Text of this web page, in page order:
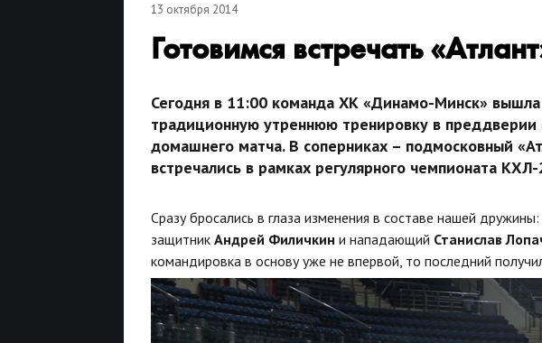
13 октября 2014
Готовимся встречать
Сегодня в 11:00 команда ХК «Динамо-Минск»
традиционную утреннюю тренировку в
домашнего матча. В соперниках – подмосковный
встречались в рамках регулярного чемпионата
Сразу бросались в глаза изменения в составе нашей
защитник Андрей Филичкин и нападающий Станислав
командировка в основу уже не впервой, то последний